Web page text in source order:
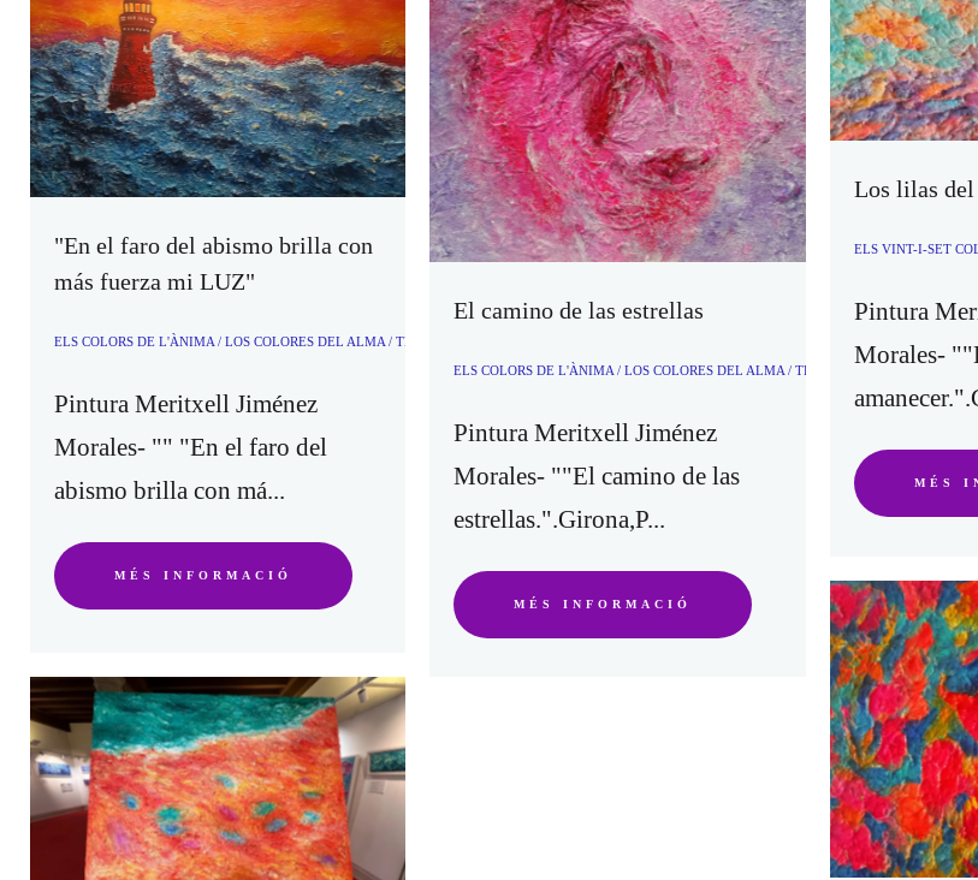
"En el faro del abismo brilla con
más fuerza mi LUZ"
ELS COLORS DE L'ÀNIMA / LOS COLORES DEL ALMA / THE COLORS OF THE SOUL (2)
Pintura Meritxell Jiménez
Morales- "" "En el faro del
abismo brilla con má...
MÉS INFORMACIÓ
El camino de las estrellas
ELS COLORS DE L'ÀNIMA / LOS COLORES DEL ALMA / THE COLORS OF THE SOUL
Pintura Meritxell Jiménez
Morales- ""El camino de las
estrellas.".Girona,P...
MÉS INFORMACIÓ
Los lilas del
ELS VINT-I-SET
Pintura
Morales-
MÉS